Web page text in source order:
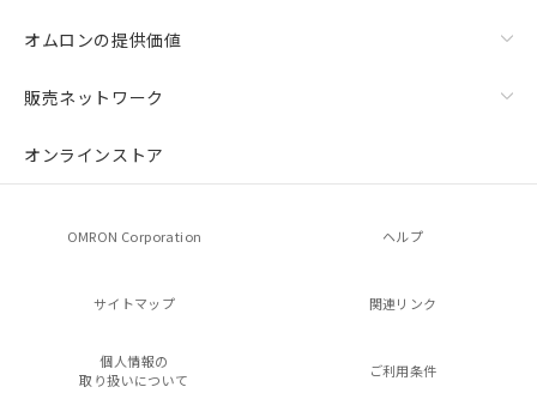
オムロンの提供価値
販売ネットワーク
オンラインストア
OMRON Corporation ヘルプ
サイトマップ 関連リンク
個人情報の
取り扱いについて
ご利用条件